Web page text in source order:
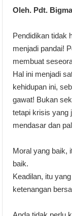
Oleh. Pdt.
Pendidikan tidak
menjadi pandai!
membuat
Hal ini menjadi
kehidupan ini,
gawat! Bukan
tetapi krisis yang
mendasar dan
Moral yang baik,
baik.
Keadilan, itu
ketenangan